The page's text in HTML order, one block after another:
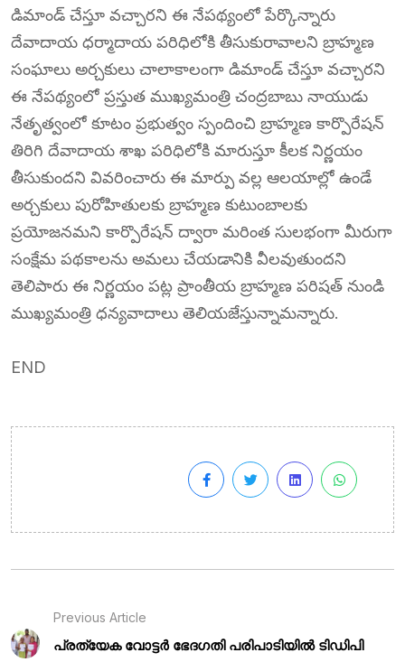
డిమాండ్ చేస్తూ వచ్చారని ఈ నేపథ్యంలో పేర్కొన్నారు
దేవాదాయ ధర్మాదాయ పరిధిలోకి తీసుకురావాలని బ్రాహ్మణ
సంఘాలు అర్చకులు చాలాకాలంగా డిమాండ్ చేస్తూ వచ్చారని
ఈ నేపథ్యంలో ప్రస్తుత ముఖ్యమంత్రి చంద్రబాబు నాయుడు
నేతృత్వంలో కూటం ప్రభుత్వం స్పందించి బ్రాహ్మణ కార్పొరేషన్
తిరిగి దేవాదాయ శాఖ పరిధిలోకి మారుస్తూ కీలక నిర్ణయం
తీసుకుందని వివరించారు ఈ మార్పు వల్ల ఆలయాల్లో ఉండే
అర్చకులు పురోహితులకు బ్రాహ్మణ కుటుంబాలకు
ప్రయోజనమని కార్పొరేషన్ ద్వారా మరింత సులభంగా మీరుగా
సంక్షేమ పథకాలను అమలు చేయడానికి వీలవుతుందని
తెలిపారు ఈ నిర్ణయం పట్ల ప్రాంతీయ బ్రాహ్మణ పరిషత్ నుండి
ముఖ్యమంత్రి ధన్యవాదాలు తెలియజేస్తున్నామన్నారు.
END
Previous Article
പ്രത്യേക വോട്ടർ ഭേദഗതി പരിപാടിയിൽ ടിഡിപി